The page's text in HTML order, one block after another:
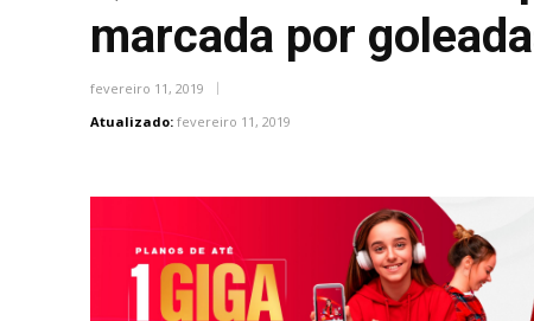
marcada por
fevereiro 11, 2019
Atualizado: fevereiro 11, 2019